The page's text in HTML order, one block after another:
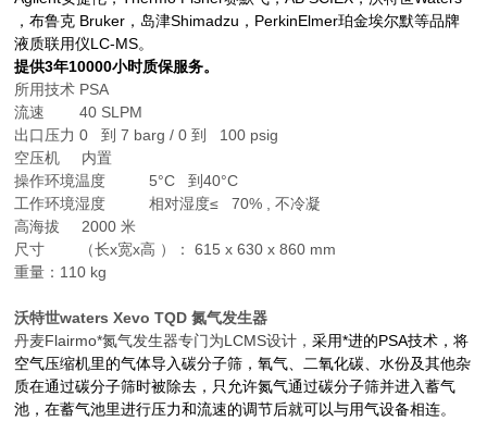
，布鲁克 Bruker，岛津Shimadzu，PerkinElmer珀金埃尔默等品牌
液质联用仪LC-MS。
提供3年10000小时质保服务。
所用技术 PSA
流速 40 SLPM
出口压力 0 到 7 barg / 0 到 100 psig
空压机 内置
操作环境温度 5°C 到40°C
工作环境湿度 相对湿度≤ 70% , 不冷凝
高海拔 2000 米
尺寸 （长x宽x高 ）： 615 x 630 x 860 mm
重量：110 kg
沃特世waters Xevo TQD 氮气发生器
丹麦Flairmo*氮气发生器专门为LCMS设计，采用*进的PSA技术，将
空气压缩机里的气体导入碳分子筛，氧气、二氧化碳、水份及其他杂
质在通过碳分子筛时被除去，只允许氮气通过碳分子筛并进入蓄气
池，在蓄气池里进行压力和流速的调节后就可以与用气设备相连。